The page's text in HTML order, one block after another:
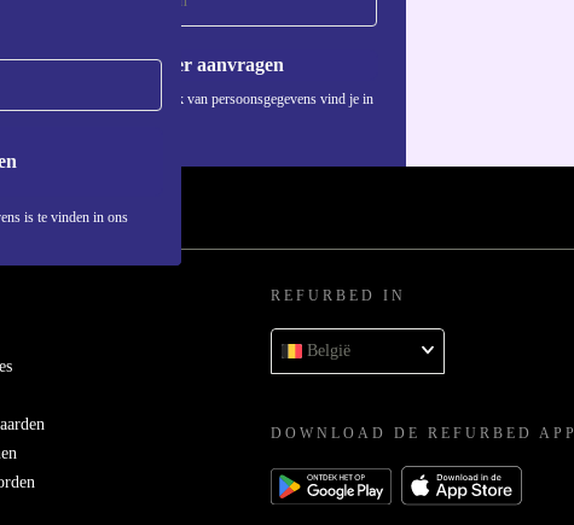
van
zelfs
geef je
bij aan
is te vinden in ons
Voucher aanvragen
Informatie over het gebruik van persoonsgegevens vind je in
REFURBED IN
België
DOWNLOAD DE REFURBED APP